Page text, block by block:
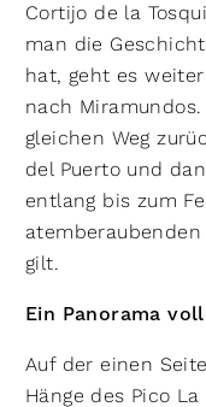
Cortijo de la
man die
hat, geht es
nach
gleichen Weg
del Puerto und
entlang bis zum
gilt.
Ein Panorama
Auf der einen
Hänge des Pico